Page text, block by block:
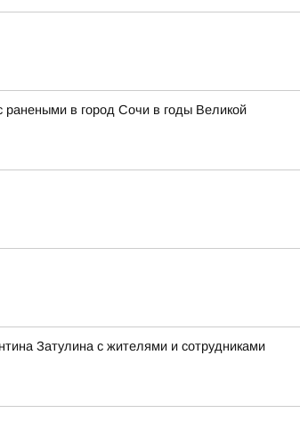
ранеными в город Сочи в годы Великой
Затулина с жителями и сотрудниками